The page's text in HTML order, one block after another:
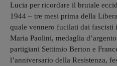
Lucia per ricordare il brutale
1944 – tre mesi prima della
quale vennero fucilati dai fascisti
Maria Paolini, medaglia
partigiani Settimio Berton e
l’anniversario della Resistenza,